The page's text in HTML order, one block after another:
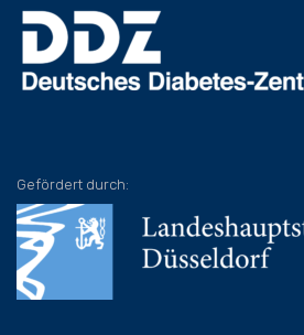
Gefördert durch: